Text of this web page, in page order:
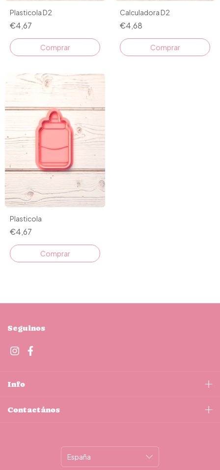
Plasticola D2
€4,67
Comprar
Calculadora D2
€4,68
Comprar
Plasticola
€4,67
Comprar
Seguinos
Info
Contactános